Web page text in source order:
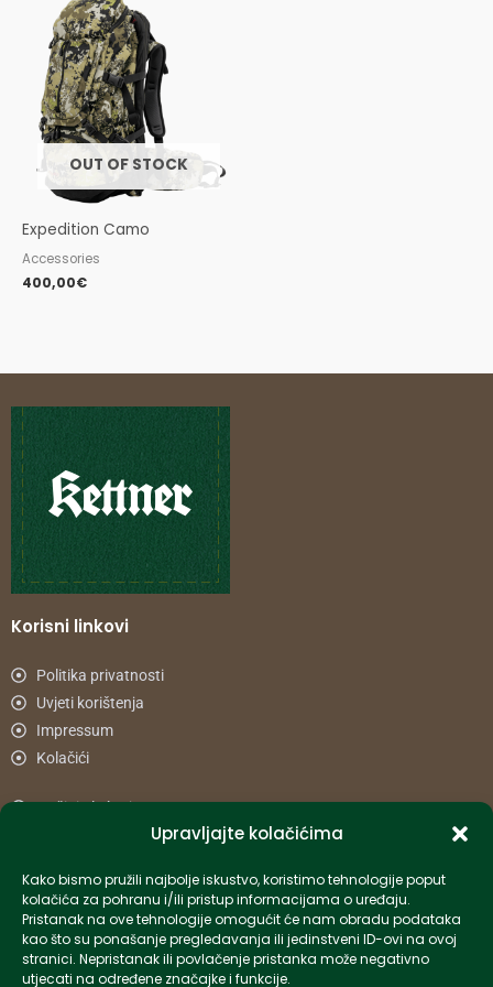
Upravljajte kolačićima
Kako bismo pružili najbolje iskustvo, koristimo tehnologije poput
kolačića za pohranu i/ili pristup informacijama o uređaju.
Pristanak na ove tehnologije omogućit će nam obradu podataka
kao što su ponašanje pregledavanja ili jedinstveni ID-ovi na ovoj
stranici. Nepristanak ili povlačenje pristanka može negativno
utjecati na određene značajke i funkcije.
OUT OF STOCK
Expedition Camo
Accessories
400,00€
Korisni linkovi
Politika privatnosti
Uvjeti korištenja
Impressum
Kolačići
Načini plaćanja
Informacije
info-hr@kettner.com